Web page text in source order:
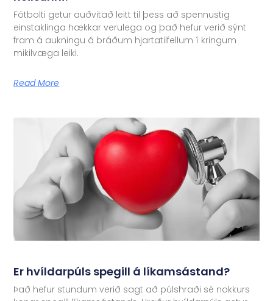
Fótbolti getur auðvitað leitt til þess að spennustig
einstaklinga hækkar verulega og það hefur verið sýnt
fram á aukningu á bráðum hjartatilfellum í kringum
mikilvæga leiki.
Read More
Er hvíldarpúls spegill á líkamsástand?
Það hefur stundum verið sagt að púlshraði sé nokkurs